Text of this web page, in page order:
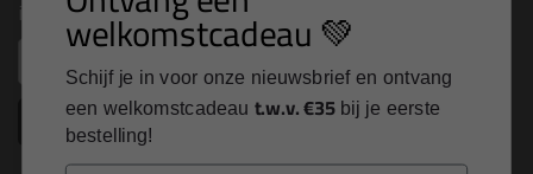
inbox
Inschrijven
welkomstcadeau 💚
Schijf je in voor onze nieuwsbrief en ontvang
een welkomstcadeau t.w.v. €35 bij je eerste
bestelling!